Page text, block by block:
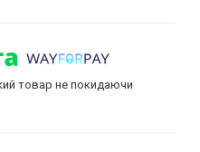
товар не покидаючи